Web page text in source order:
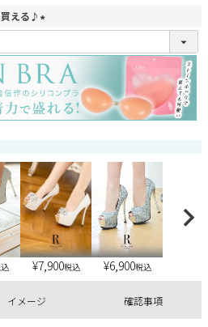
える♪
(
須
)
¥7,900税込 ¥6,900税込
イメージ 確認事項